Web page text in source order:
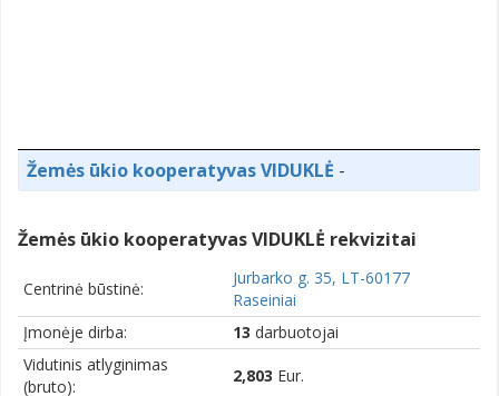
Žemės ūkio kooperatyvas VIDUKLĖ -
Žemės ūkio kooperatyvas VIDUKLĖ rekvizitai
Centrinė būstinė:
Jurbarko g. 35, LT-60177
Raseiniai
Įmonėje dirba:
13 darbuotojai
Vidutinis atlyginimas
(bruto):
2,803 Eur.